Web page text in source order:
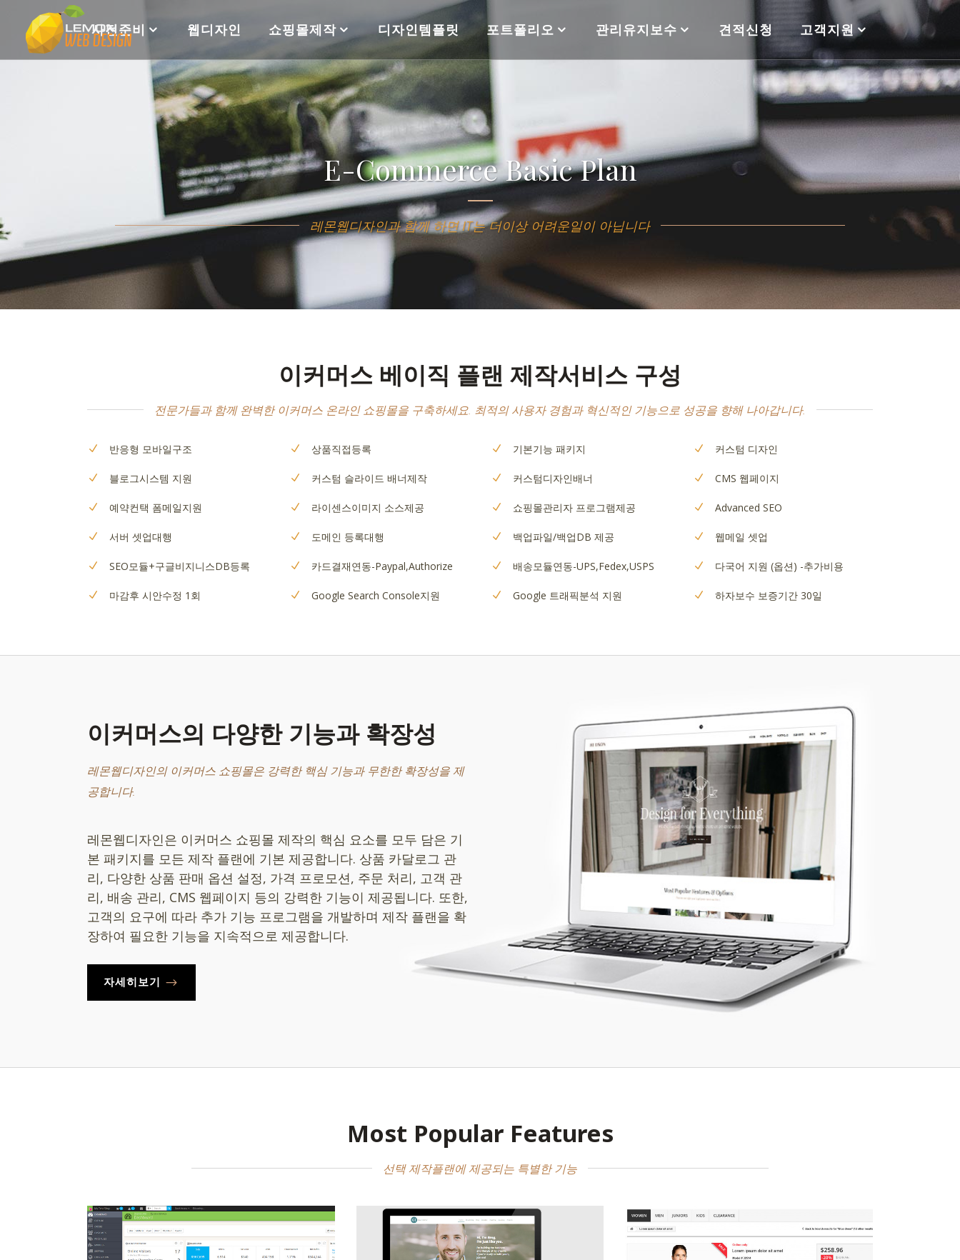
사전준비 웹디자인 쇼핑몰제작 디자인템플릿 포트폴리오 관리유지보수 견적신청 고객지원
E-Commerce Basic Plan
레몬웹디자인과 함께 하면 IT는 더이상 어려운일이 아닙니다
이커머스 베이직 플랜 제작서비스 구성
전문가들과 함께 완벽한 이커머스 온라인 쇼핑몰을 구축하세요. 최적의 사용자 경험과 혁신적인 기능으로 성공을 향해 나아갑니다.
반응형 모바일구조
블로그시스템 지원
예약컨택 폼메일지원
서버 셋업대행
SEO모듈+구글비지니스DB등록
마감후 시안수정 1회
상품직접등록
커스텀 슬라이드 배너제작
라이센스이미지 소스제공
도메인 등록대행
카드결재연동-Paypal,Authorize
Google Search Console지원
기본기능 패키지
커스텀디자인배너
쇼핑몰관리자 프로그램제공
백업파일/백업DB 제공
배송모듈연동-UPS,Fedex,USPS
Google 트래픽분석 지원
커스텀 디자인
CMS 웹페이지
Advanced SEO
웹메일 셋업
다국어 지원 (옵션) -추가비용
하자보수 보증기간 30일
이커머스의 다양한 기능과 확장성
레몬웹디자인의 이커머스 쇼핑몰은 강력한 핵심 기능과 무한한 확장성을 제
공합니다.
레몬웹디자인은 이커머스 쇼핑몰 제작의 핵심 요소를 모두 담은 기
본 패키지를 모든 제작 플랜에 기본 제공합니다. 상품 카달로그 관
리, 다양한 상품 판매 옵션 설정, 가격 프로모션, 주문 처리, 고객 관
리, 배송 관리, CMS 웹페이지 등의 강력한 기능이 제공됩니다. 또한,
고객의 요구에 따라 추가 기능 프로그램을 개발하며 제작 플랜을 확
장하여 필요한 기능을 지속적으로 제공합니다.
자세히보기
Most Popular Features
선택 제작플랜에 제공되는 특별한 기능